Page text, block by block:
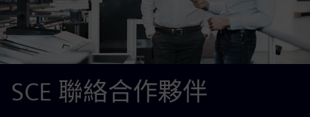
SCE 聯絡合作夥伴